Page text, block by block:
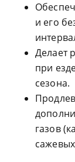
и его
Делает
при
сезона.
газов